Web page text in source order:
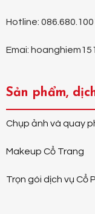
Hotline:
Emai:
Sản phẩm,
Chụp ảnh và quay
Makeup Cổ Trang
Trọn gói dịch vụ Cổ